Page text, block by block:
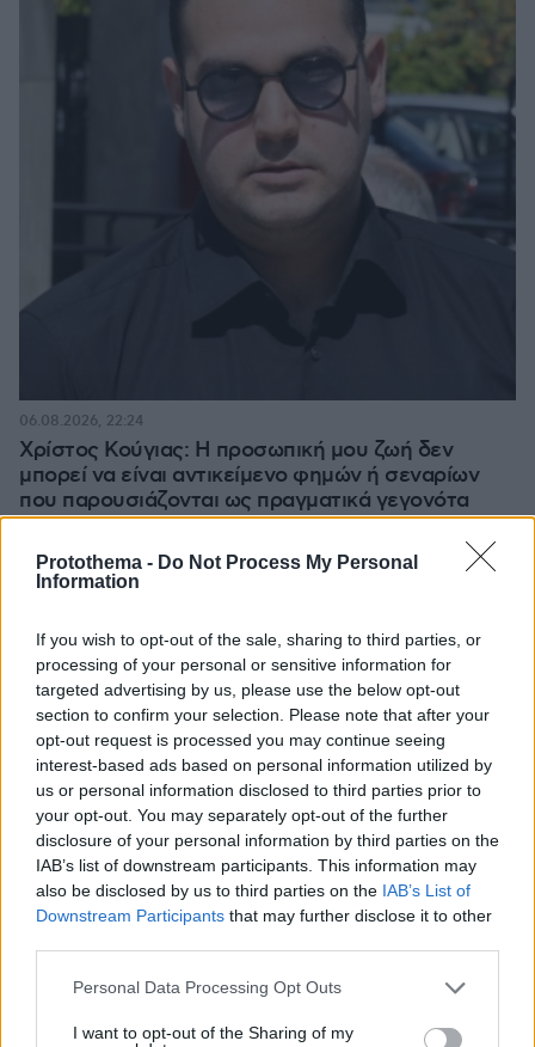
Protothema - Do Not Process My Personal
Information
If you wish to opt-out of the sale, sharing to third parties, or
processing of your personal or sensitive information for
targeted advertising by us, please use the below opt-out
section to confirm your selection. Please note that after your
opt-out request is processed you may continue seeing
interest-based ads based on personal information utilized by
us or personal information disclosed to third parties prior to
your opt-out. You may separately opt-out of the further
disclosure of your personal information by third parties on the
IAB’s list of downstream participants. This information may
also be disclosed by us to third parties on the IAB’s List of
Downstream Participants that may further disclose it to other
Please note that this website/app uses one or more Google
not limited to your visit or usage behaviour. You may click to
Personal Data Processing Opt Outs
I want to opt-out of the Sharing of my
Χρίστος Κούγιας: Η προσωπική μου ζωή δεν
μπορεί να είναι αντικείμενο φημών ή σεναρίων
που παρουσιάζονται ως πραγματικά γεγονότα
06.08.2026, 22:24